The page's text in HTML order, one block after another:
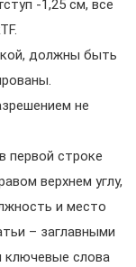
-1,25 см, все
должны быть
не
первой строке
верхнем углу,
и место
– заглавными
ключевые слова